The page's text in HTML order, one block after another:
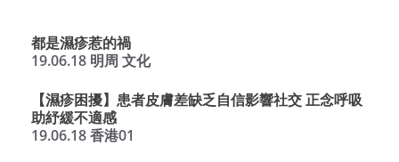
都是濕疹惹的禍
19.06.18 明周 文化
【濕疹困擾】患者皮膚差缺乏自信影響社交 正念呼吸
助紓緩不適感
19.06.18 香港01